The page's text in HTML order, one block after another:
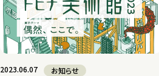
2023.06.07 お知らせ